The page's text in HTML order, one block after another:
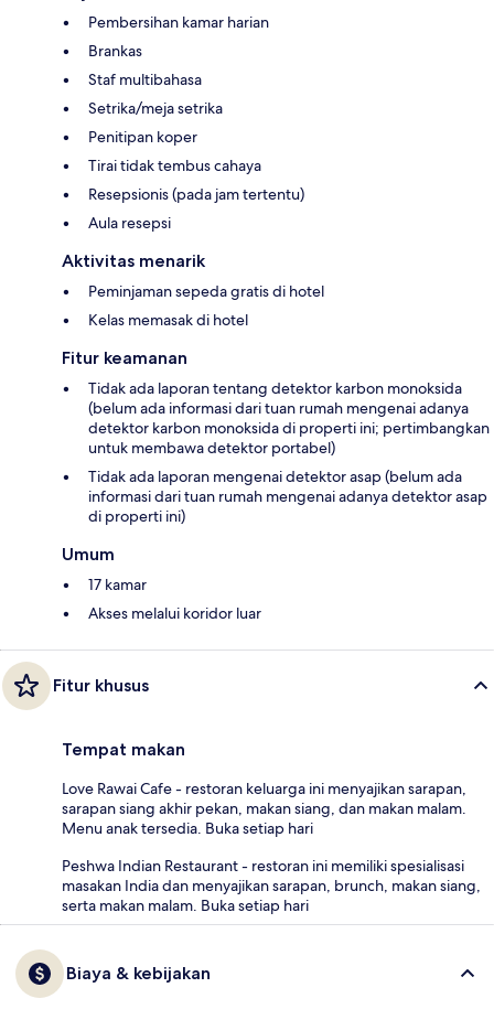
Pembersihan kamar harian
Brankas
Staf multibahasa
Setrika/meja setrika
Penitipan koper
Tirai tidak tembus cahaya
Resepsionis (pada jam tertentu)
Aula resepsi
Aktivitas menarik
Peminjaman sepeda gratis di hotel
Kelas memasak di hotel
Fitur keamanan
Tidak ada laporan tentang detektor karbon monoksida
(belum ada informasi dari tuan rumah mengenai adanya
detektor karbon monoksida di properti ini; pertimbangkan
untuk membawa detektor portabel)
Tidak ada laporan mengenai detektor asap (belum ada
informasi dari tuan rumah mengenai adanya detektor asap
di properti ini)
Umum
17 kamar
Akses melalui koridor luar
Fitur khusus
Tempat makan
Love Rawai Cafe - restoran keluarga ini menyajikan sarapan,
sarapan siang akhir pekan, makan siang, dan makan malam.
Menu anak tersedia. Buka setiap hari
Peshwa Indian Restaurant - restoran ini memiliki spesialisasi
masakan India dan menyajikan sarapan, brunch, makan siang,
serta makan malam. Buka setiap hari
Biaya & kebijakan